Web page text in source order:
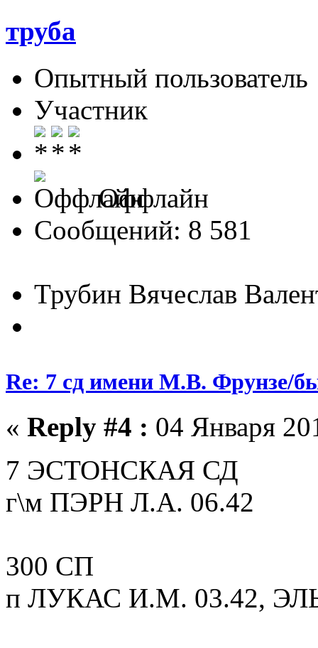
труба
Опытный пользователь
Участник
Оффлайн
Сообщений: 8 581
Трубин Вячеслав
Re: 7 сд имени М.В. Фрунзе/
« Reply #4 : 04 Января
7 ЭСТОНСКАЯ СД
г\м ПЭРН Л.А. 06.42
300 СП
п ЛУКАС И.М. 03.42,